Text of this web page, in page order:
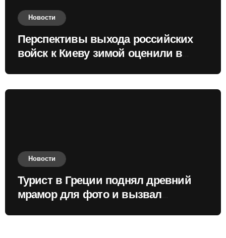
Новости
Перспективы выхода российских
войск к Киеву зимой оценили в
Новости
Турист в Греции поднял древний
мрамор для фото и вызвал